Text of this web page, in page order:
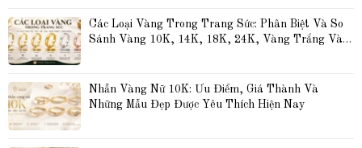
Các Loại Vàng Trong Trang Sức: Phân Biệt Và So
Sánh Vàng 10K, 14K, 18K, 24K, Vàng Trắng Và
Nhẫn Vàng Nữ 10K: Ưu Điểm, Giá Thành Và
Những Mẫu Đẹp Được Yêu Thích Hiện Nay